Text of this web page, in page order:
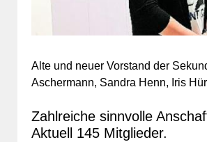
Alte und neuer Vorstand der
Aschermann, Sandra Henn, Iris
Zahlreiche sinnvolle
Aktuell 145 Mitglieder.